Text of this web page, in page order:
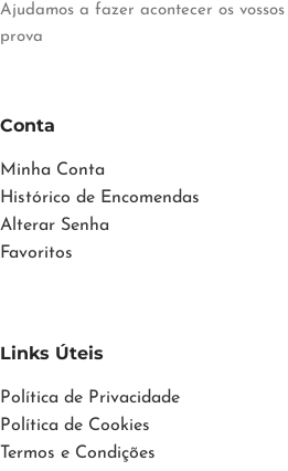
Ajudamos a fazer acontecer os
prova
Conta
Minha Conta
Histórico de Encomendas
Alterar Senha
Favoritos
Links Úteis
Política de Privacidade
Política de Cookies
Termos e Condições